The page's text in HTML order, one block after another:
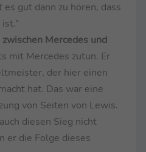
gut dann zu hören, dass
Mercedes und
mit Mercedes zutun. Er
der hier einen
hat. Das war eine
von Seiten von Lewis.
diesen Sieg nicht
er die Folge dieses